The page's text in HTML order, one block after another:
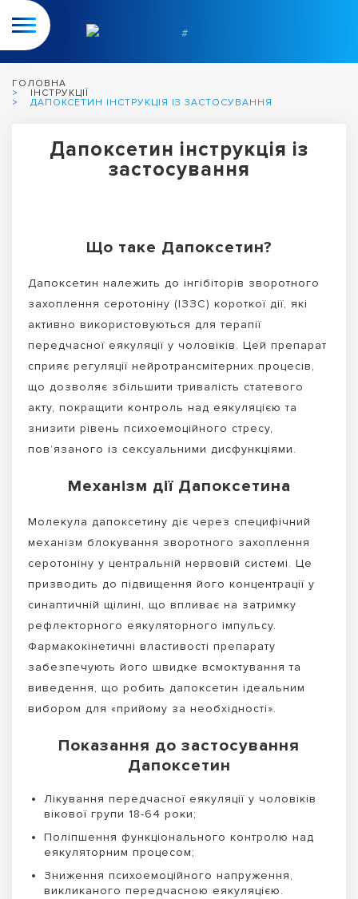
ГОЛОВНА
ІНСТРУКЦІЇ
ДАПОКСЕТИН ІНСТРУКЦІЯ ІЗ ЗАСТОСУВАННЯ
Дапоксетин інструкція із
застосування
Що таке Дапоксетин?
Дапоксетин належить до інгібіторів зворотного
захоплення серотоніну (ІЗЗС) короткої дії, які
активно використовуються для терапії
передчасної еякуляції у чоловіків. Цей препарат
сприяє регуляції нейротрансмітерних процесів,
що дозволяє збільшити тривалість статевого
акту, покращити контроль над еякуляцією та
знизити рівень психоемоційного стресу,
пов’язаного із сексуальними дисфункціями.
Механізм дії Дапоксетина
Молекула дапоксетину діє через специфічний
механізм блокування зворотного захоплення
серотоніну у центральній нервовій системі. Це
призводить до підвищення його концентрації у
синаптичній щілині, що впливає на затримку
рефлекторного еякуляторного імпульсу.
Фармакокінетичні властивості препарату
забезпечують його швидке всмоктування та
виведення, що робить дапоксетин ідеальним
вибором для «прийому за необхідності».
Показання до застосування
Дапоксетин
Лікування передчасної еякуляції у чоловіків
вікової групи 18-64 роки;
Поліпшення функціонального контролю над
еякуляторним процесом;
Зниження психоемоційного напруження,
викликаного передчасною еякуляцією.